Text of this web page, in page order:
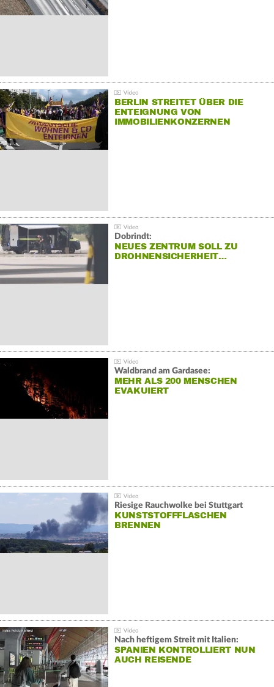
BERLIN STREITET ÜBER DIE
ENTEIGNUNG VON
IMMOBILIENKONZERNEN
Dobrindt:
NEUES ZENTRUM SOLL ZU
DROHNENSICHERHEIT…
Waldbrand am Gardasee:
MEHR ALS 200 MENSCHEN
EVAKUIERT
Riesige Rauchwolke bei Stuttgart
KUNSTSTOFFFLASCHEN
BRENNEN
Nach heftigem Streit mit Italien:
SPANIEN KONTROLLIERT NUN
AUCH REISENDE